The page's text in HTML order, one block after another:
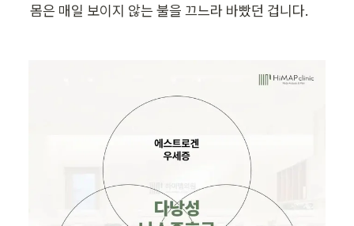
몸은 매일 보이지 않는 불을 끄느라 바빴던 겁니다.